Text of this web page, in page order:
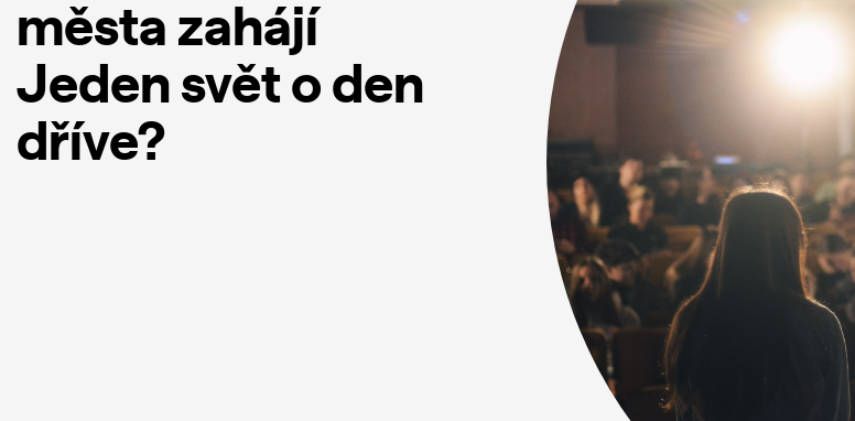
města zahájí
Jeden svět o den
dříve?